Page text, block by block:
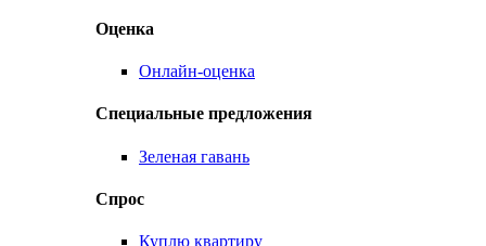
Оценка
Онлайн-оценка
Специальные предложения
Зеленая гавань
Спрос
Куплю квартиру